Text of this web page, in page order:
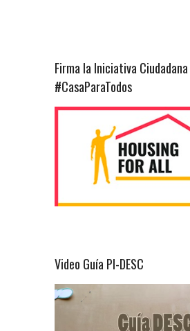
Firma la Iniciativa Ciudadana
#CasaParaTodos
Video Guía PI-DESC